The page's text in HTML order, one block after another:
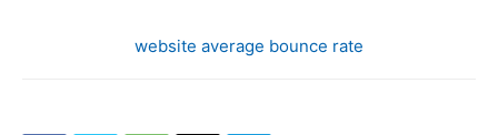
website average bounce rate